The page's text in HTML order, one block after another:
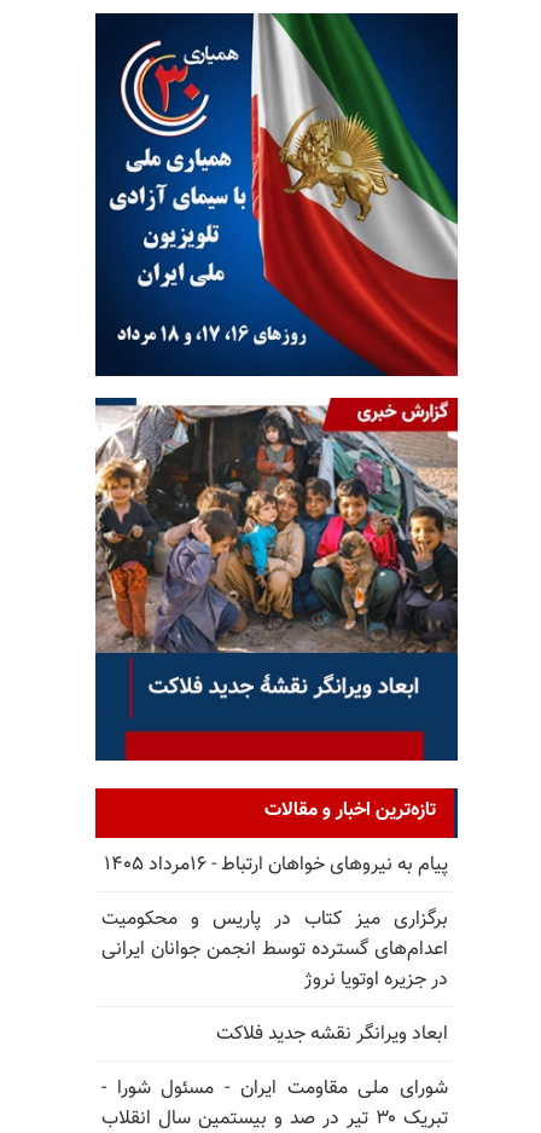
تازه‌ترین اخبار و مقالات
پیام به نیروهای خواهان ارتباط - ۱۶مرداد ۱۴۰۵
برگزاری میز کتاب در پاریس و محکومیت
اعدام‌های گسترده توسط انجمن جوانان ایرانی
در جزیره اوتویا نروژ
ابعاد ویرانگر نقشه جدید فلاکت
شورای ملی مقاومت ایران - مسئول شورا -
تبریک ۳۰ تیر در صد و بیستمین سال انقلاب